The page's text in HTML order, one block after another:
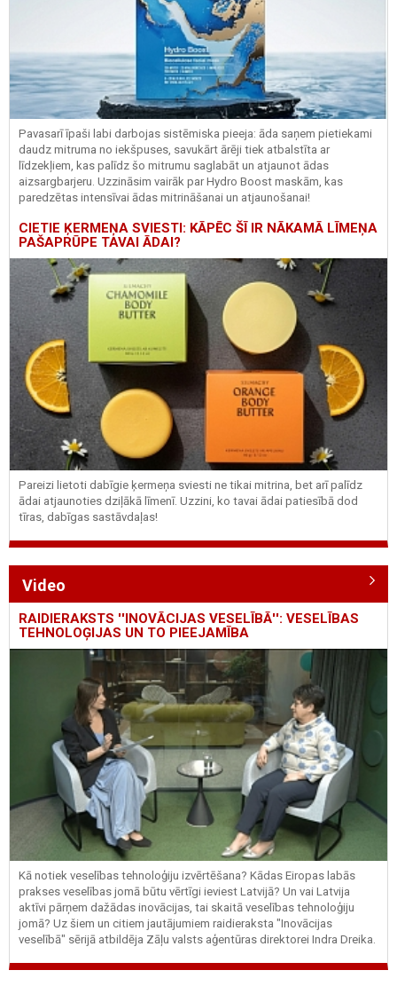
Pavasarī īpaši labi darbojas sistēmiska pieeja: āda saņem pietiekami
daudz mitruma no iekšpuses, savukārt ārēji tiek atbalstīta ar
līdzekļiem, kas palīdz šo mitrumu saglabāt un atjaunot ādas
aizsargbarjeru. Uzzināsim vairāk parHydro Boost maskām, kas
paredzētas intensīvai ādas mitrināšanai un atjaunošanai!
CIETIE ĶERMEŅA SVIESTI: KĀPĒC ŠĪ IR NĀKAMĀ LĪMEŅA
PAŠAPRŪPE TAVAI ĀDAI?
Pareizi lietoti dabīgie ķermeņa sviesti ne tikai mitrina, bet arī palīdz
ādai atjaunoties dziļākā līmenī. Uzzini, ko tavai ādai patiesībā dod
tīras, dabīgas sastāvdaļas!
Video
RAIDIERAKSTS ''INOVĀCIJAS VESELĪBĀ'': VESELĪBAS
TEHNOLOĢIJAS UN TO PIEEJAMĪBA
Kā notiek veselības tehnoloģiju izvērtēšana? Kādas Eiropas labās
prakses veselības jomā būtu vērtīgi ieviest Latvijā? Un vai Latvija
aktīvi pārņem dažādas inovācijas, tai skaitā veselības tehnoloģiju
jomā? Uz šiem un citiem jautājumiem raidieraksta "Inovācijas
veselībā" sērijā atbildēja Zāļu valsts aģentūras direktorei Indra Dreika.